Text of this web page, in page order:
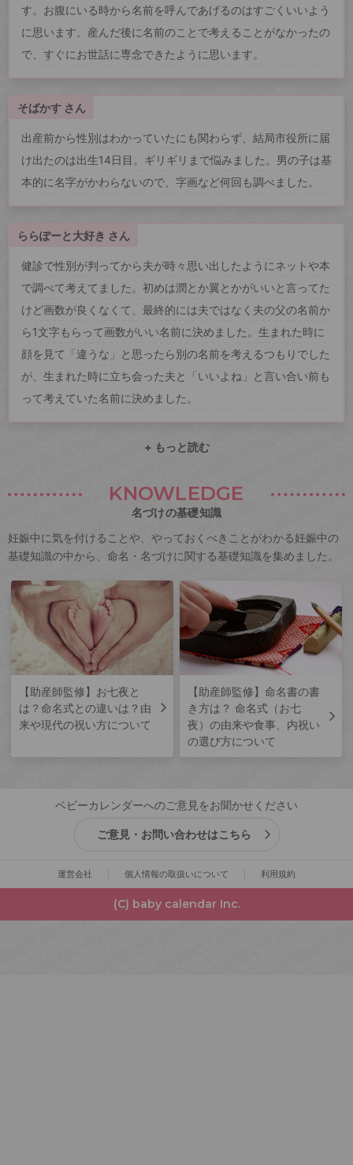
す。お腹にいる時から名前を呼んであげるのはすごくいいよう
に思います。産んだ後に名前のことで考えることがなかったの
で、すぐにお世話に専念できたように思います。
そばかす さん
出産前から性別はわかっていたにも関わらず、結局市役所に届
け出たのは出生14日目。ギリギリまで悩みました。男の子は基
本的に名字がかわらないので、字画など何回も調べました。
ららぽーと大好き さん
健診で性別が判ってから夫が時々思い出したようにネットや本
で調べて考えてました。初めは潤とか翼とかがいいと言ってた
けど画数が良くなくて、最終的には夫ではなく夫の父の名前か
ら1文字もらって画数がいい名前に決めました。生まれた時に
顔を見て「違うな」と思ったら別の名前を考えるつもりでした
が、生まれた時に立ち会った夫と「いいよね」と言い合い前も
って考えていた名前に決めました。
+ もっと読む
KNOWLEDGE
名づけの基礎知識
妊娠中に気を付けることや、やっておくべきことがわかる妊娠中の
基礎知識の中から、命名・名づけに関する基礎知識を集めました。
【助産師監修】お七夜と
は？命名式との違いは？由
来や現代の祝い方について
【助産師監修】命名書の書
き方は？ 命名式（お七
夜）の由来や食事、内祝い
の選び方について
ベビーカレンダーへのご意見をお聞かせください
ご意見・お問い合わせはこちら
運営会社 個人情報の取扱いについて 利用規約
(C) baby calendar Inc.